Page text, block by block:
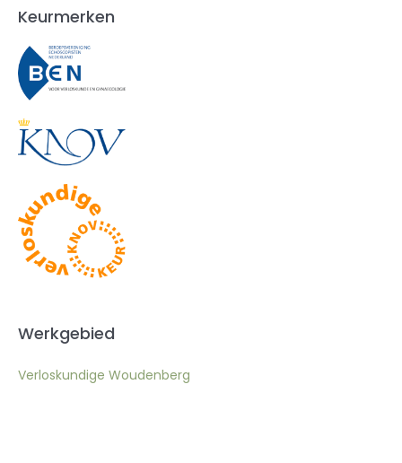
Keurmerken
Werkgebied
Verloskundige Woudenberg